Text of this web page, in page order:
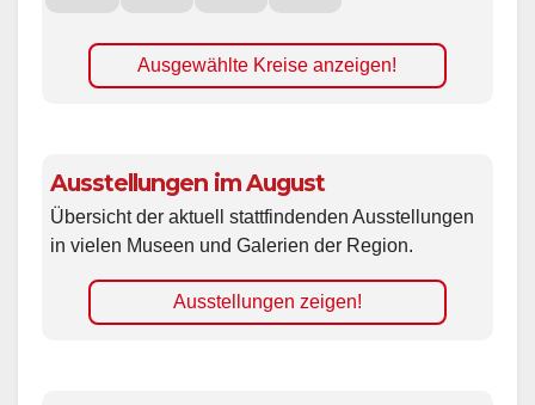
Ausgewählte Kreise anzeigen!
Ausstellungen im August
Übersicht der aktuell stattfindenden Ausstellungen
in vielen Museen und Galerien der Region.
Ausstellungen zeigen!